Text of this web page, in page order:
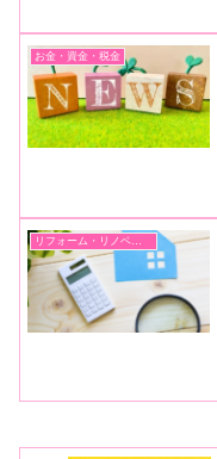
お金・資金・税金
リフォーム・リノベーション